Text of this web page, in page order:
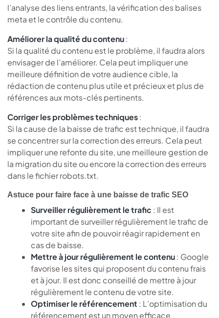
l’analyse des liens entrants, la vérification des balises
meta et le contrôle du contenu.
Améliorer la qualité du contenu:
Si la qualité du contenu est le problème, il faudra alors
envisager de l’améliorer. Cela peut impliquer une
meilleure définition de votre audience cible, la
rédaction de contenu plus utile et précieux et plus de
références aux mots-clés pertinents.
Corriger les problèmes techniques:
Si la cause de la baisse de trafic est technique, il faudra
se concentrer sur la correction des erreurs. Cela peut
impliquer une refonte du site, une meilleure gestion de
la migration du site ou encore la correction des erreurs
dans le fichier robots.txt.
Astuce pour faire face à une baisse de trafic SEO
Surveiller régulièrement le trafic : Il est
important de surveiller régulièrement le trafic de
votre site afin de pouvoir réagir rapidement en
cas de baisse.
Mettre à jour régulièrement le contenu: Google
favorise les sites qui proposent du contenu frais
et à jour. Il est donc conseillé de mettre à jour
régulièrement le contenu de votre site.
Optimiser le référencement : L’optimisation du
référencement est un moyen efficace